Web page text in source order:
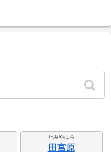
たみやはら
田宮原